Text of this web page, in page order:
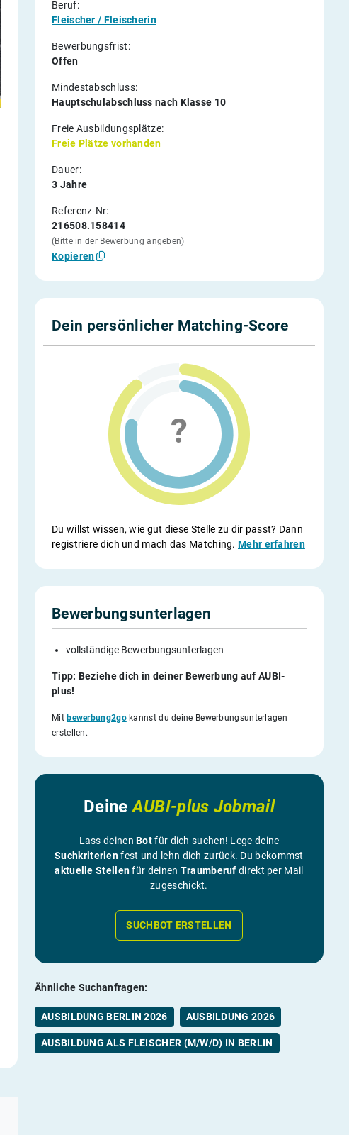
Beruf:
Fleischer / Fleischerin
Bewerbungsfrist:
Offen
Mindestabschluss:
Hauptschulabschluss nach Klasse 10
Freie Ausbildungsplätze:
Freie Plätze vorhanden
Dauer:
3 Jahre
Referenz-Nr:
216508.158414
(Bitte in der Bewerbung angeben)
Kopieren
Dein persönlicher Matching-Score
Du willst wissen, wie gut diese Stelle zu dir passt? Dann
registriere dich und mach das Matching.Mehr erfahren
Bewerbungsunterlagen
vollständige Bewerbungsunterlagen
Tipp: Beziehe dich in deiner Bewerbung auf AUBI-
plus!
Mitbewerbung2gokannst du deine Bewerbungsunterlagen
erstellen.
DeineAUBI-plus Jobmail
Lass deinenBotfür dich suchen! Lege deine
Suchkriterienfest und lehn dich zurück. Du bekommst
aktuelle Stellenfür deinen Traumberuf direkt per Mail
zugeschickt.
SUCHBOT ERSTELLEN
Ähnliche Suchanfragen:
AUSBILDUNG BERLIN 2026 AUSBILDUNG 2026
AUSBILDUNG ALS FLEISCHER (M/W/D) IN BERLIN